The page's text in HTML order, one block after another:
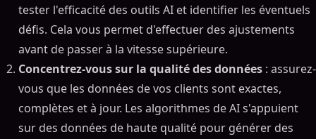
tester l'efficacité des outils AI et identifier les éventuels
défis. Cela vous permet d'effectuer des ajustements
avant de passer à la vitesse supérieure.
Concentrez-vous sur la qualité des données : assurez-
vous que les données de vos clients sont exactes,
complètes et à jour. Les algorithmes de AI s'appuient
sur des données de haute qualité pour générer des